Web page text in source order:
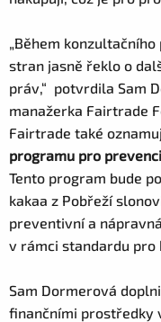
„Během
stran jasně řeklo o
práv,“ potvrdila Sam
manažerka Fairtrade
Fairtrade také
programu pro
Tento program bude
kakaa z Pobřeží
preventivní a
v rámci standardu pro
Sam Dormerová
finančními prostředky